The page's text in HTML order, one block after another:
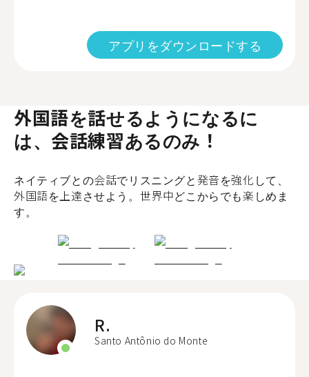
アプリをダウンロードする
外国語を話せるようになるに
は、会話練習あるのみ！
ネイティブとの会話でリスニングと発音を強化して、
外国語を上達させよう。世界中どこからでも楽しめま
す。
R.
Santo Antônio do Monte